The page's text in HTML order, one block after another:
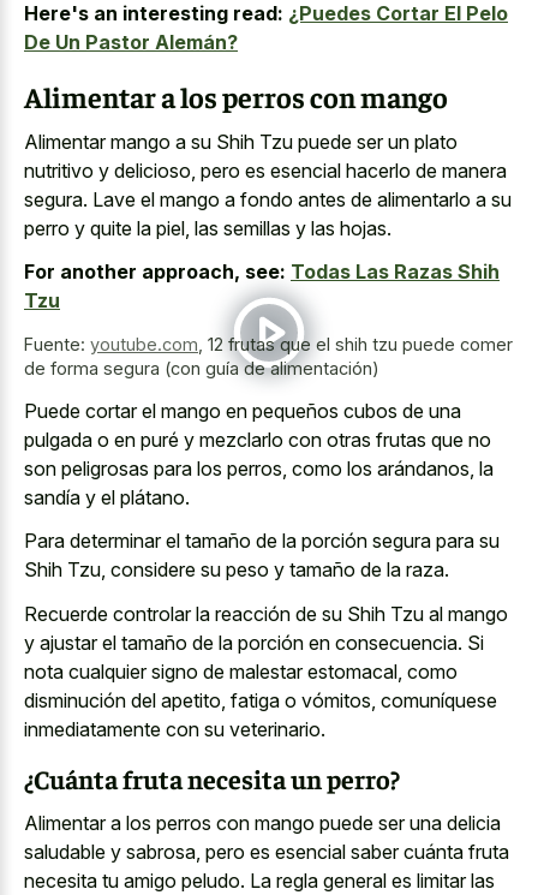
Here's an interesting read: ¿Puedes Cortar El Pelo
De Un Pastor Alemán?
Alimentar a los perros con mango
Alimentar mango a su Shih Tzu puede ser un plato
nutritivo y delicioso, pero es esencial hacerlo de manera
segura. Lave el mango a fondo antes de alimentarlo a su
perro y quite la piel, las semillas y las hojas.
For another approach, see: Todas Las Razas Shih
Tzu
Fuente: youtube.com 12 frutas que el shih tzu puede comer
de forma segura (con guía de alimentación)
Puede cortar el mango en pequeños cubos de una
pulgada o en puré y mezclarlo con otras frutas que no
son peligrosas para los perros, como los arándanos, la
sandía y el plátano.
Para determinar el tamaño de la porción segura para su
Shih Tzu, considere su peso y tamaño de la raza.
Recuerde controlar la reacción de su Shih Tzu al mango
y ajustar el tamaño de la porción en consecuencia. Si
nota cualquier signo de malestar estomacal, como
disminución del apetito, fatiga o vómitos, comuníquese
inmediatamente con su veterinario.
¿Cuánta fruta necesita un perro?
Alimentar a los perros con mango puede ser una delicia
saludable y sabrosa, pero es esencial saber cuánta fruta
necesita tu amigo peludo. La regla general es limitar las